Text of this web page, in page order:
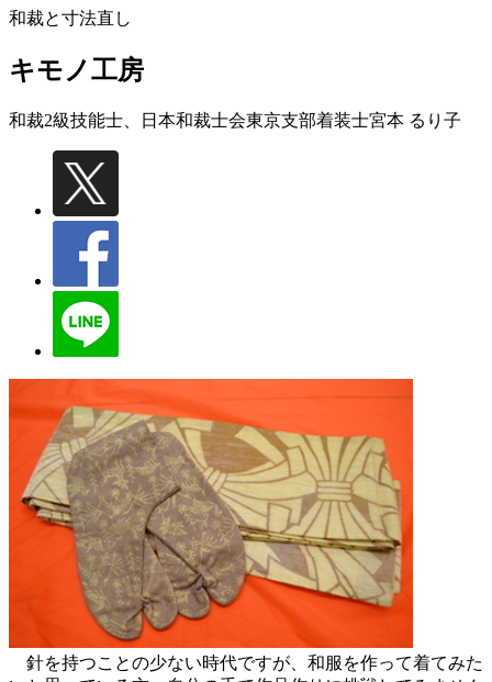
和裁と寸法直し
キモノ工房
和裁2級技能士、日本和裁士会東京支部着装士宮本 るり子
針を持つことの少ない時代ですが、和服を作って着てみた